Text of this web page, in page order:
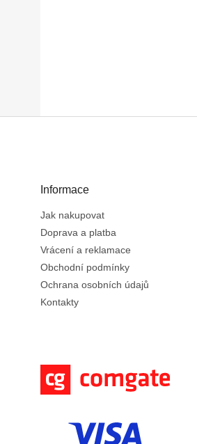
Informace
Jak nakupovat
Doprava a platba
Vrácení a reklamace
Obchodní podmínky
Ochrana osobních údajů
Kontakty